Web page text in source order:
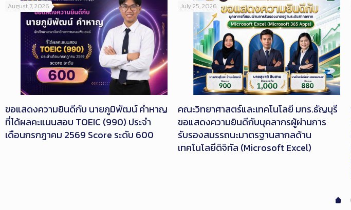
August 7, 2026
ขอแสดงความยินดีกับ นายภูมิพัฒน์ คำหาญ
ที่ได้ผลคะแนนสอบ TOEIC (990) ประจำ
เดือนกรกฎาคม 2569 Score ระดับ 600
July 25, 2026
คณะวิทยาศาสตร์และเทคโนโลยี มทร.ธัญบุรี
ขอแสดงความยินดีกับบุคลากรผู้ผ่านการ
รับรองสมรรถนะมาตรฐานสากลด้าน
เทคโนโลยีดิจิทัล (Microsoft Excel)